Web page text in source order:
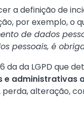
a definição de
por exemplo, o
de dados
pessoais, é
da da LGPD que
e administrativas
alteração,